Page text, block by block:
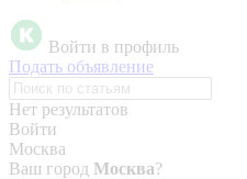
Войти в профиль
Подать объявление
Нет результатов
Войти
Москва
Ваш город Москва?